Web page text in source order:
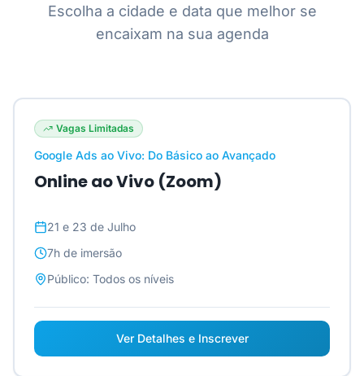
Escolha a cidade e data que melhor se
encaixam na sua agenda
Vagas Limitadas
Google Ads ao Vivo: Do Básico ao Avançado
Online ao Vivo (Zoom)
21 e 23 de Julho
7h de imersão
Público: Todos os níveis
Ver Detalhes e Inscrever